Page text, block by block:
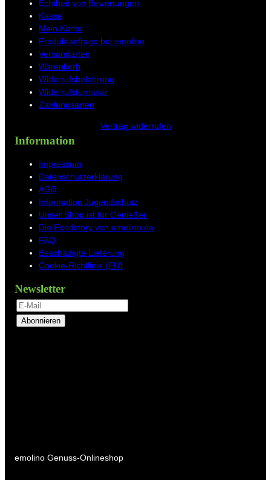
k
m
Echtheit von Bewertungen
Kasse
Mein Konto
Produktanfrage bei emolino
Versandarten
Warenkorb
Widerrufsbelehrung
Widerrufsformular
Zahlungsarten
Vertrag widerrufen
Information
Impressum
Datenschutzerklärung
AGB
Information Jugendschutz
Unser Shop ist für Genießer
Die Foodstory von emolino.de
FAQ
Beschädigte Lieferung
Cookie-Richtlinie (EU)
Newsletter
Abonnieren
emolino Genuss-Onlineshop